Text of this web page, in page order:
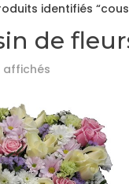
identifiés
de